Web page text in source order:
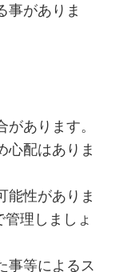
事がありま
あります。
心配はありま
能性がありま
管理しましょ
事等によるス